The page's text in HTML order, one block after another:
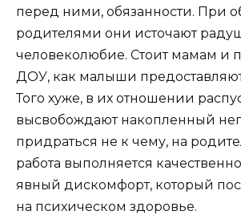
перед ними, обязанности. При
родителями они источают
человеколюбие. Стоит мамам и
ДОУ, как малыши
Того хуже, в их отношении
высвобождают накопленный
придраться не к чему, на
работа выполняется
явный дискомфорт, который
на психическом здоровье.